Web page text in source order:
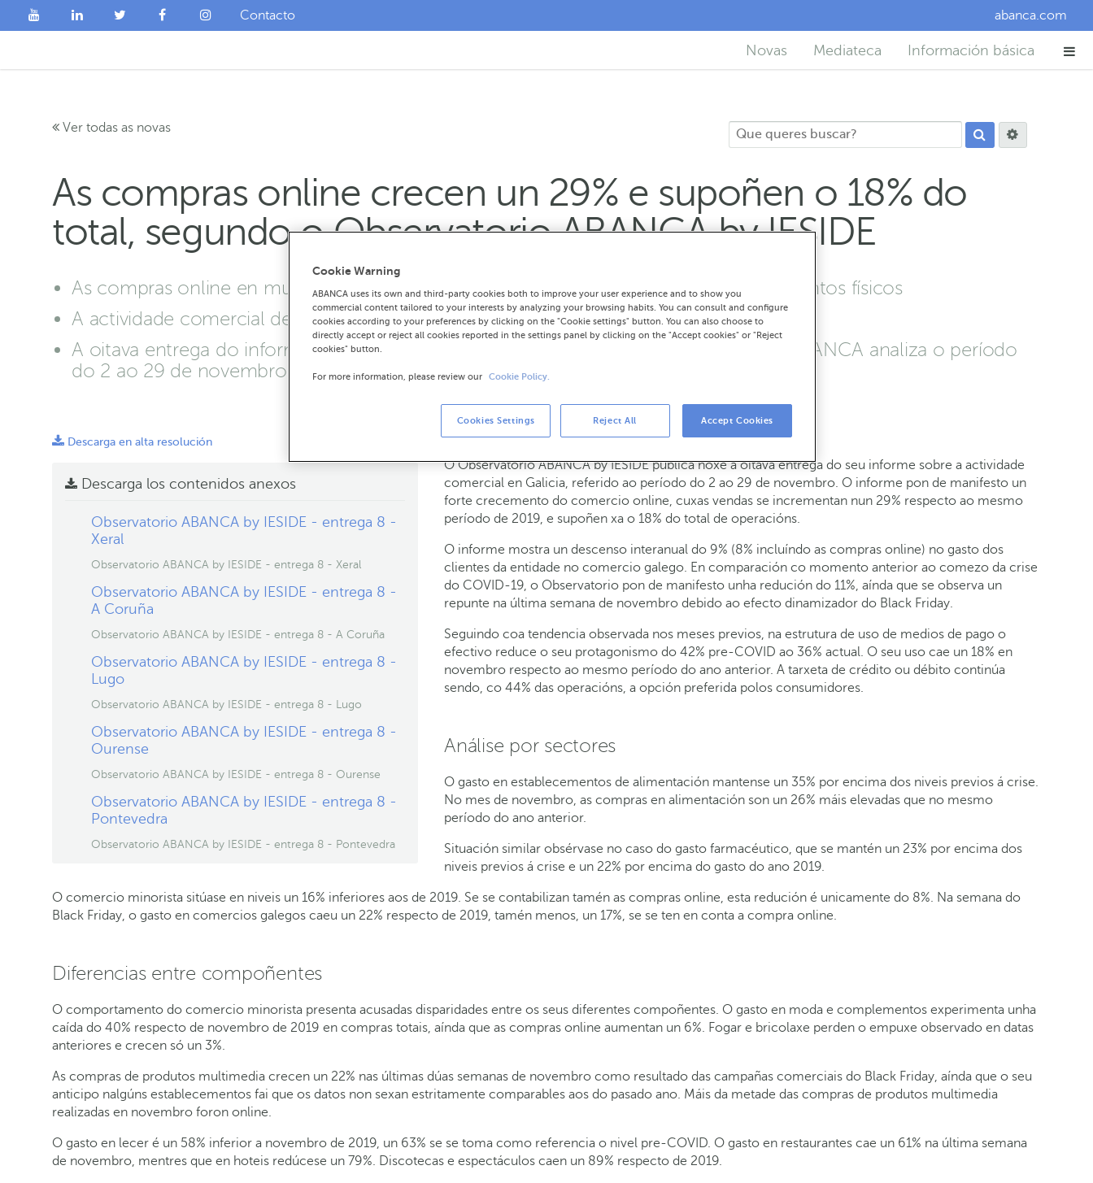
Contacto abanca.com
Novas Mediateca Información básica
Ver todas as novas
As compras online crecen un 29% e supoñen o 18% do
total, segundo o Observatorio ABANCA by IESIDE
As compras online en multimedia superan en novembro ás realizadas en establecementos físicos
A actividade comercial descende un 9% en novembro respecto ao ano pasado
A oitava entrega do informe de big data de medios de pago de clientes galegos de ABANCA analiza o período
do 2 ao 29 de novembro
Descarga en alta resolución
Descarga los contenidos anexos
Observatorio ABANCA by IESIDE - entrega 8 -
Xeral
Observatorio ABANCA by IESIDE - entrega 8 - Xeral
Observatorio ABANCA by IESIDE - entrega 8 -
A Coruña
Observatorio ABANCA by IESIDE - entrega 8 - A Coruña
Observatorio ABANCA by IESIDE - entrega 8 -
Lugo
Observatorio ABANCA by IESIDE - entrega 8 - Lugo
Observatorio ABANCA by IESIDE - entrega 8 -
Ourense
Observatorio ABANCA by IESIDE - entrega 8 - Ourense
Observatorio ABANCA by IESIDE - entrega 8 -
Pontevedra
Observatorio ABANCA by IESIDE - entrega 8 - Pontevedra
O Observatorio ABANCA by IESIDE publica hoxe a oitava entrega do seu informe sobre a actividade
comercial en Galicia, referido ao período do 2 ao 29 de novembro. O informe pon de manifesto un
forte crecemento do comercio online, cuxas vendas se incrementan nun 29% respecto ao mesmo
período de 2019, e supoñen xa o 18% do total de operacións.
O informe mostra un descenso interanual do 9% (8% incluíndo as compras online) no gasto dos
clientes da entidade no comercio galego. En comparación co momento anterior ao comezo da crise
do COVID-19, o Observatorio pon de manifesto unha redución do 11%, aínda que se observa un
repunte na última semana de novembro debido ao efecto dinamizador do Black Friday.
Seguindo coa tendencia observada nos meses previos, na estrutura de uso de medios de pago o
efectivo reduce o seu protagonismo do 42% pre-COVID ao 36% actual. O seu uso cae un 18% en
novembro respecto ao mesmo período do ano anterior. A tarxeta de crédito ou débito continúa
sendo, co 44% das operacións, a opción preferida polos consumidores.
Análise por sectores
O gasto en establecementos de alimentación mantense un 35% por encima dos niveis previos á crise.
No mes de novembro, as compras en alimentación son un 26% máis elevadas que no mesmo
período do ano anterior.
Situación similar obsérvase no caso do gasto farmacéutico, que se mantén un 23% por encima dos
niveis previos á crise e un 22% por encima do gasto do ano 2019.
O comercio minorista sitúase en niveis un 16% inferiores aos de 2019. Se se contabilizan tamén as compras online, esta redución é unicamente do 8%. Na semana do
Black Friday, o gasto en comercios galegos caeu un 22% respecto de 2019, tamén menos, un 17%, se se ten en conta a compra online.
Diferencias entre compoñentes
O comportamento do comercio minorista presenta acusadas disparidades entre os seus diferentes compoñentes. O gasto en moda e complementos experimenta unha
caída do 40% respecto de novembro de 2019 en compras totais, aínda que as compras online aumentan un 6%. Fogar e bricolaxe perden o empuxe observado en datas
anteriores e crecen só un 3%.
As compras de produtos multimedia crecen un 22% nas últimas dúas semanas de novembro como resultado das campañas comerciais do Black Friday, aínda que o seu
anticipo nalgúns establecementos fai que os datos non sexan estritamente comparables aos do pasado ano. Máis da metade das compras de produtos multimedia
realizadas en novembro foron online.
O gasto en lecer é un 58% inferior a novembro de 2019, un 63% se se toma como referencia o nivel pre-COVID. O gasto en restaurantes cae un 61% na última semana
de novembro, mentres que en hoteis redúcese un 79%. Discotecas e espectáculos caen un 89% respecto de 2019.
Cookie Warning
ABANCA uses its own and third-party cookies both to improve your user experience and to show you
commercial content tailored to your interests by analyzing your browsing habits. You can consult and configure
cookies according to your preferences by clicking on the "Cookie settings" button. You can also choose to
directly accept or reject all cookies reported in the settings panel by clicking on the "Accept cookies" or "Reject
cookies" button.
For more information, please review our Cookie Policy.
Cookies Settings Reject All Accept Cookies